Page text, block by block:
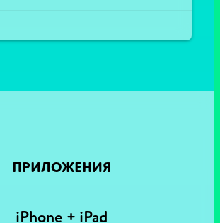
ПРИЛОЖЕНИЯ
iPhone + iPad